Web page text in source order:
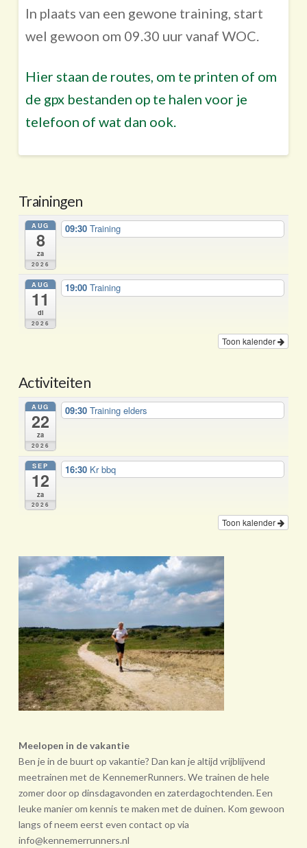
In plaats van een gewone training, start
wel gewoon om 09.30 uur vanaf WOC.
Hier staan de routes, om te printen of om
de gpx bestanden op te halen voor je
telefoon of wat dan ook.
Trainingen
AUG
8
za
2026
09:30Training
AUG
11
di
2026
19:00Training
Toon kalender
Activiteiten
AUG
22
za
2026
09:30Training elders
SEP
12
za
2026
16:30 Kr bbq
Toon kalender
Meelopen in de vakantie
Ben je in de buurt op vakantie? Dan kan je altijd vrijblijvend
meetrainen met de KennemerRunners. We trainen de hele
zomer door op dinsdagavonden en zaterdagochtenden. Een
leuke manier om kennis te maken met de duinen. Kom gewoon
langs of neem eerst even contact op via
info@kennemerrunners.nl